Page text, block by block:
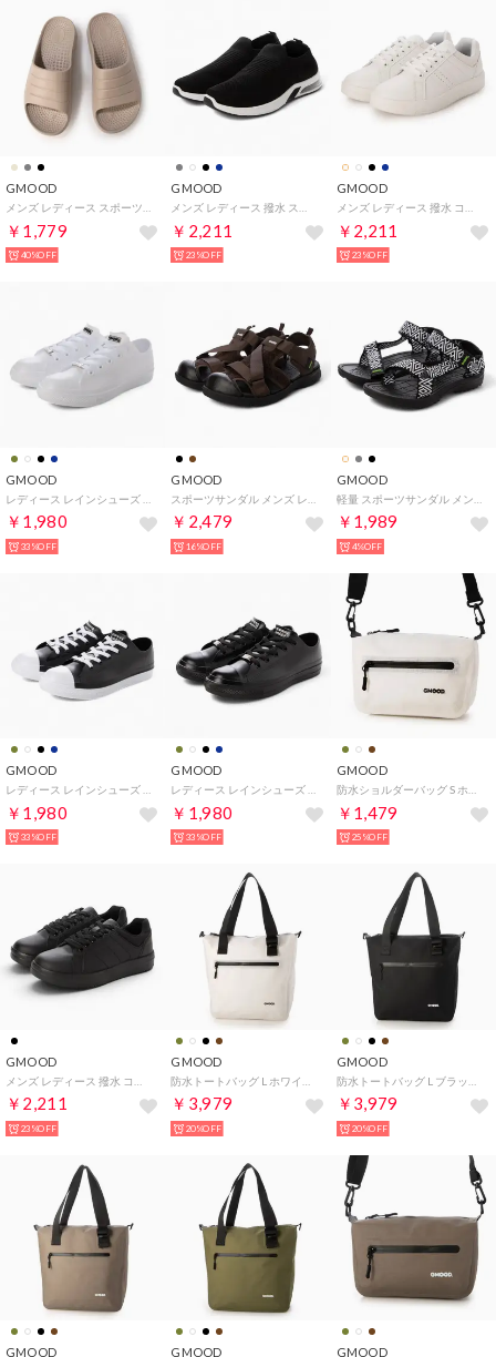
GMOOD
￥1,779
40%OFF
GMOOD
￥2,211
23%OFF
GMOOD
￥2,211
23%OFF
GMOOD
￥1,980
33%OFF
GMOOD
￥2,479
16%OFF
GMOOD
￥1,989
4%OFF
GMOOD
￥1,980
33%OFF
GMOOD
￥1,980
33%OFF
GMOOD
￥1,479
25%OFF
GMOOD
￥2,211
23%OFF
GMOOD
￥3,979
20%OFF
GMOOD
￥3,979
20%OFF
GMOOD GMOOD GMOOD